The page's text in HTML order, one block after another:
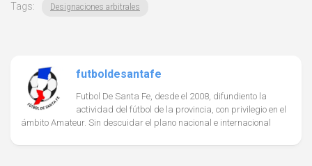
Tags: Designaciones arbitrales
futboldesantafe
Futbol De Santa Fe, desde el 2008, difundiento la
actividad del fútbol de la provincia, con privilegio en el
ámbito Amateur. Sin descuidar el plano nacional e internacional